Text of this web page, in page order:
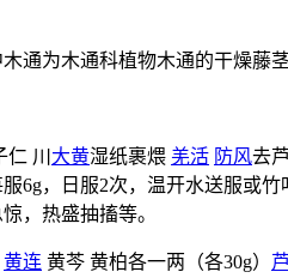
通为木通科植物木通的干燥藤
川 大黄湿纸裹煨 羌活 防风去
6g，日服2次，温开水送服或
，热盛抽搐等。
黄连 黄芩 黄柏各一两（各30g）